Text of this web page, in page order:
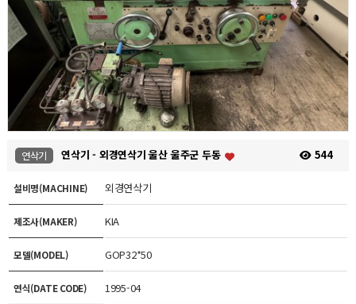
연삭기 연삭기 - 외경연삭기 울산 울주군 두동 544
설비명(MACHINE) 외경연삭기
제조사(MAKER) KIA
모델(MODEL) GOP32*50
연식(DATE CODE) 1995-04